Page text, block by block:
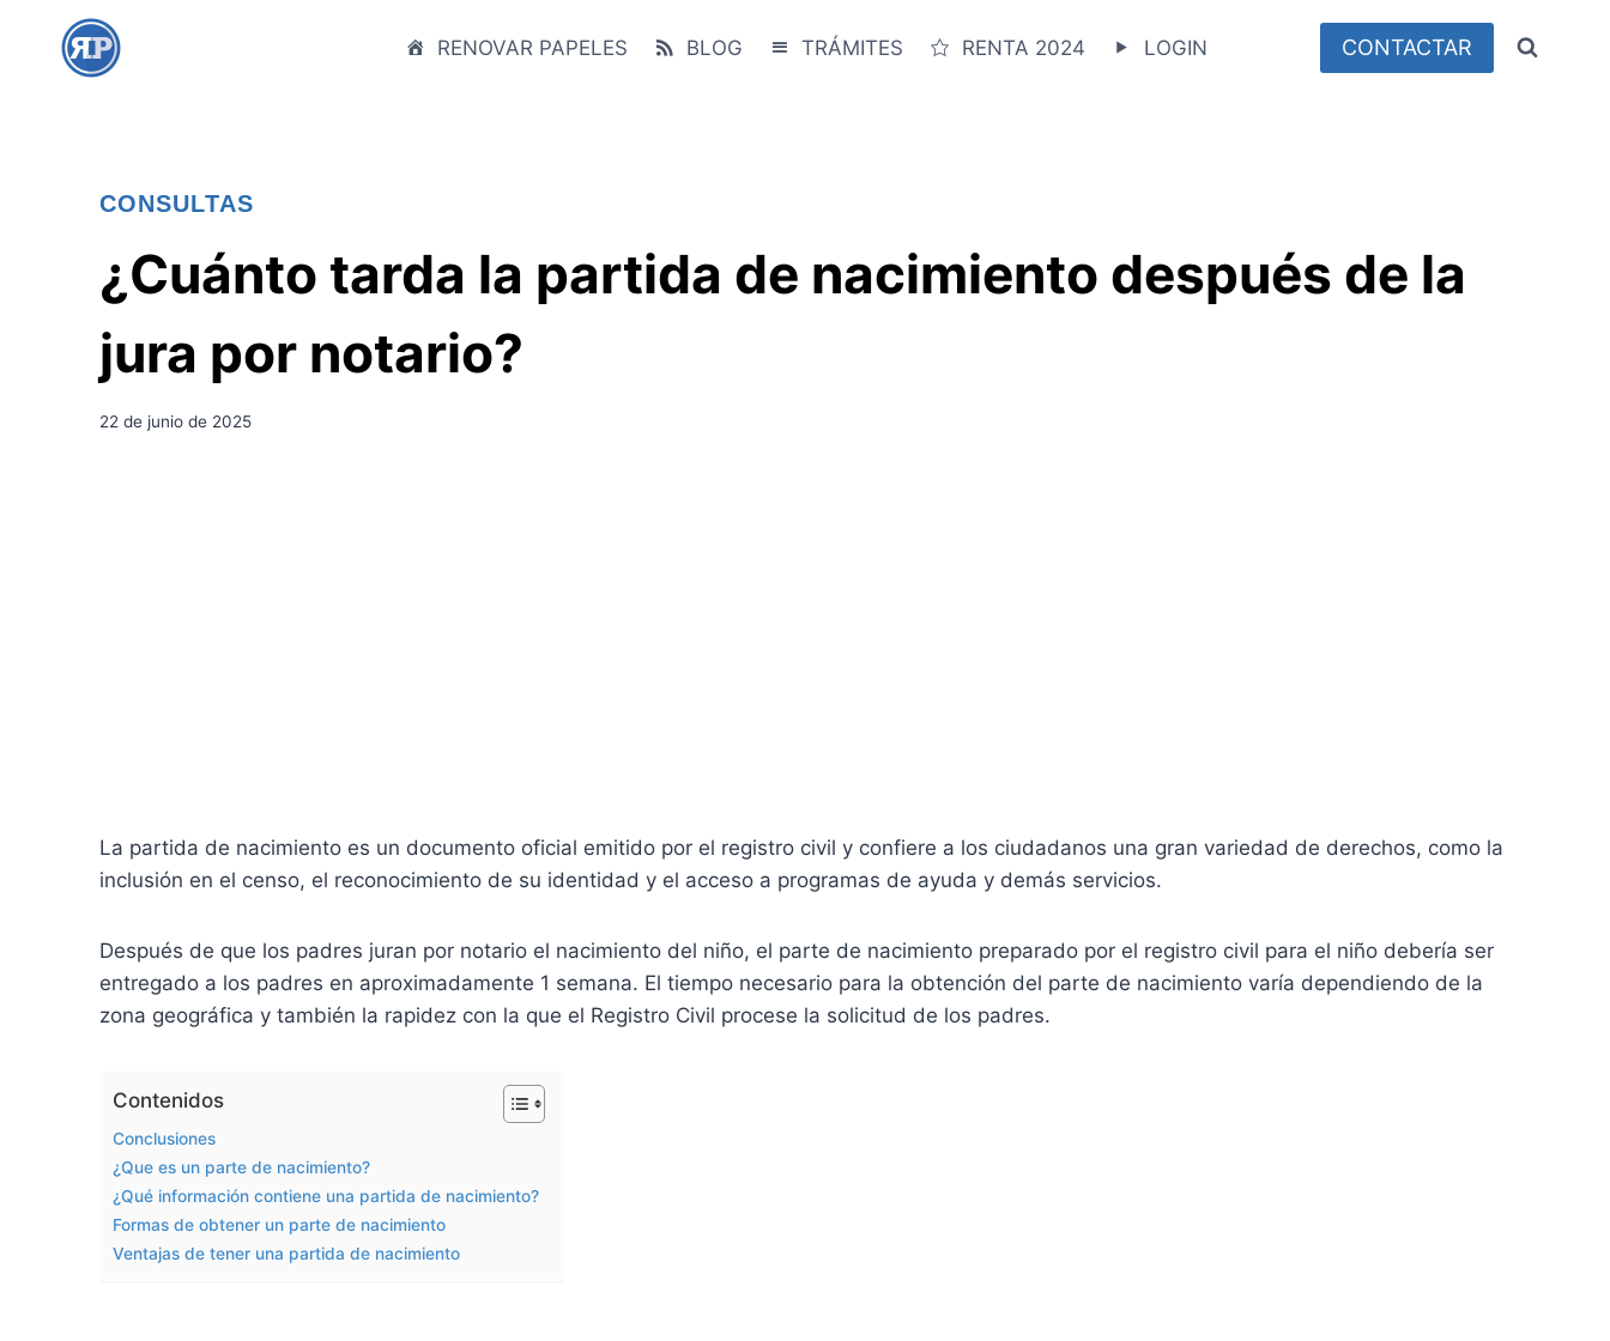
RENOVAR PAPELES BLOG TRÁMITES RENTA 2024 LOGIN CONTACTAR
CONSULTAS
¿Cuánto tarda la partida de nacimiento después de la
jura por notario?
22 de junio de 2025
La partida de nacimiento es un documento oficial emitido por el registro civil y confiere a los ciudadanos una gran variedad de derechos, como la
inclusión en el censo, el reconocimiento de su identidad y el acceso a programas de ayuda y demás servicios.
Después de que los padres juran por notario el nacimiento del niño, el parte de nacimiento preparado por el registro civil para el niño debería ser
entregado a los padres en aproximadamente 1 semana. El tiempo necesario para la obtención del parte de nacimiento varía dependiendo de la
zona geográfica y también la rapidez con la que el Registro Civil procese la solicitud de los padres.
Contenidos
Conclusiones
¿Que es un parte de nacimiento?
¿Qué información contiene una partida de nacimiento?
Formas de obtener un parte de nacimiento
Ventajas de tener una partida de nacimiento